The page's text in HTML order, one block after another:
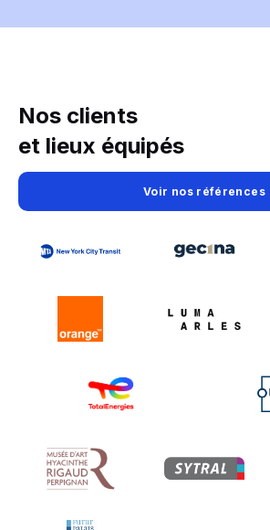
Nos clients
et lieux équipés
Voir nos références